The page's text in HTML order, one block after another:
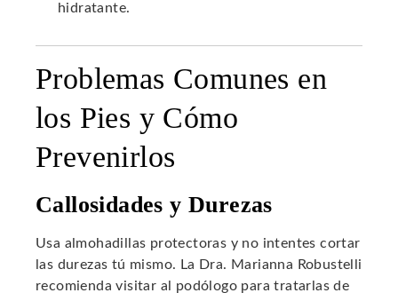
hidratante.
Problemas Comunes en
los Pies y Cómo
Prevenirlos
Callosidades y Durezas
Usa almohadillas protectoras y no intentes cortar
las durezas tú mismo. La Dra. Marianna Robustelli
recomienda visitar al podólogo para tratarlas de